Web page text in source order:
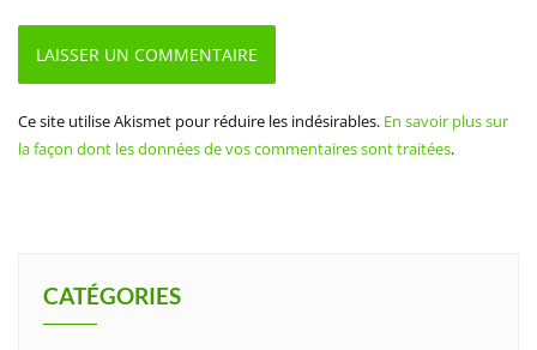
Ce site utilise Akismet pour réduire les indésirables. En savoir plus sur
la façon dont les données de vos commentaires sont traitées.
CATÉGORIES